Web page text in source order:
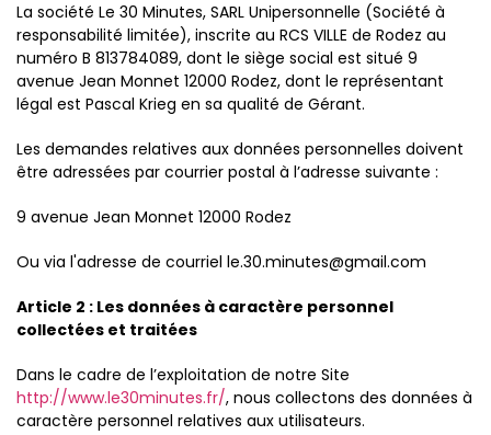
La société Le 30 Minutes, SARL Unipersonnelle (Société à
responsabilité limitée), inscrite au RCS VILLE de Rodez au
numéro B 813784089, dont le siège social est situé 9
avenue Jean Monnet 12000 Rodez, dont le représentant
légal est Pascal Krieg en sa qualité de Gérant.
Les demandes relatives aux données personnelles doivent
être adressées par courrier postal à l’adresse suivante :
9 avenue Jean Monnet 12000 Rodez
Ou via l'adresse de courriel le.30.minutes@gmail.com
Article 2 : Les données à caractère personnel
collectées et traitées
Dans le cadre de l’exploitation de notre Site
http://www.le30minutes.fr/, nous collectons des données à
caractère personnel relatives aux utilisateurs.